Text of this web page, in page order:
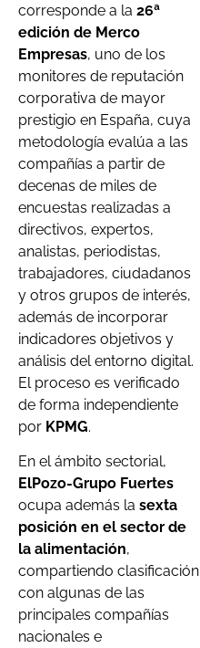
corresponde a la 26ª
edición de Merco
Empresas, uno de los
monitores de reputación
corporativa de mayor
prestigio en España, cuya
metodología evalúa a las
compañías a partir de
decenas de miles de
encuestas realizadas a
directivos, expertos,
analistas, periodistas,
trabajadores, ciudadanos
y otros grupos de interés,
además de incorporar
indicadores objetivos y
análisis del entorno digital.
El proceso es verificado
de forma independiente
por KPMG.
En el ámbito sectorial,
ElPozo-Grupo Fuertes
ocupa además la sexta
posición en el sector de
la alimentación,
compartiendo clasificación
con algunas de las
principales compañías
nacionales e